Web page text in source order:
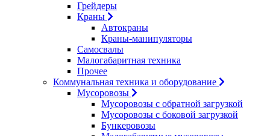
Грейдеры
Краны
Автокраны
Краны-манипуляторы
Самосвалы
Малогабаритная техника
Прочее
Коммунальная техника и оборудование
Мусоровозы
Мусоровозы с обратной загрузкой
Мусоровозы с боковой загрузкой
Бункеровозы